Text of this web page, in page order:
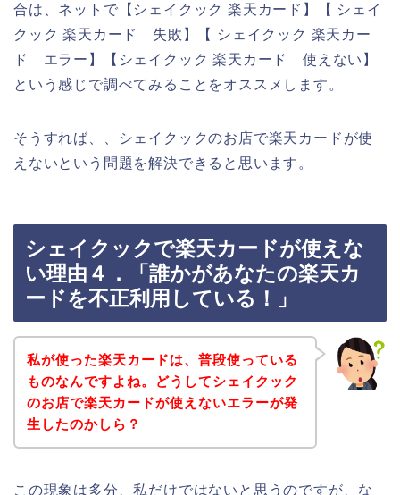
合は、ネットで【シェイクック 楽天カード】【 シェイ
クック 楽天カード 失敗】【 シェイクック 楽天カー
ド エラー】【シェイクック 楽天カード 使えない】
という感じで調べてみることをオススメします。
そうすれば、、シェイクックのお店で楽天カードが使
えないという問題を解決できると思います。
シェイクックで楽天カードが使えな
い理由４．「誰かがあなたの楽天カ
ードを不正利用している！」
私が使った楽天カードは、普段使っている
ものなんですよね。どうしてシェイクック
のお店で楽天カードが使えないエラーが発
生したのかしら？
この現象は多分、私だけではないと思うのですが、な